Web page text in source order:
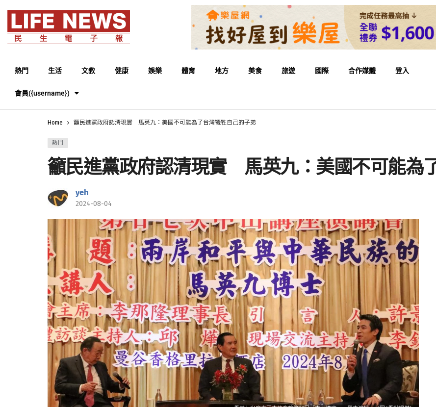
熱門 生活 文教 健康 娛樂 體育 地方 美食 旅遊 國際 合作媒體 登入
會員({username})
Home 籲民進黨政府認清現實 馬英九：美國不可能為了台灣犧牲自己的子弟
熱門
籲民進黨政府認清現實 馬英九：美國不可能為
yeh
2024-08-04